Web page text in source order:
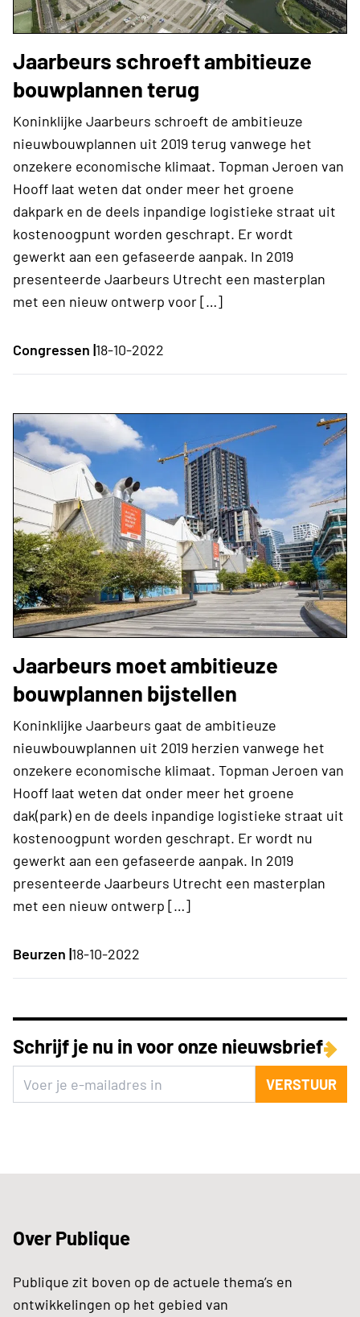
Jaarbeurs schroeft ambitieuze
bouwplannen terug
Koninklijke Jaarbeurs schroeft de ambitieuze
nieuwbouwplannen uit 2019 terug vanwege het
onzekere economische klimaat. Topman Jeroen van
Hooff laat weten dat onder meer het groene
dakpark en de deels inpandige logistieke straat uit
kostenoogpunt worden geschrapt. Er wordt
gewerkt aan een gefaseerde aanpak. In 2019
presenteerde Jaarbeurs Utrecht een masterplan
met een nieuw ontwerp voor […]
Congressen |18-10-2022
Jaarbeurs moet ambitieuze
bouwplannen bijstellen
Koninklijke Jaarbeurs gaat de ambitieuze
nieuwbouwplannen uit 2019 herzien vanwege het
onzekere economische klimaat. Topman Jeroen van
Hooff laat weten dat onder meer het groene
dak(park) en de deels inpandige logistieke straat uit
kostenoogpunt worden geschrapt. Er wordt nu
gewerkt aan een gefaseerde aanpak. In 2019
presenteerde Jaarbeurs Utrecht een masterplan
met een nieuw ontwerp […]
Beurzen |18-10-2022
Schrijf je nu in voor onze nieuwsbrief
VERSTUUR
Over Publique
Publique zit boven op de actuele thema’s en
ontwikkelingen op het gebied van